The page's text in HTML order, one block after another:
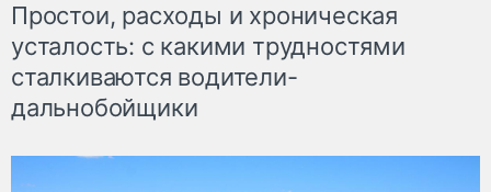
Простои, расходы и хроническая
усталость: с какими трудностями
сталкиваются водители-
дальнобойщики